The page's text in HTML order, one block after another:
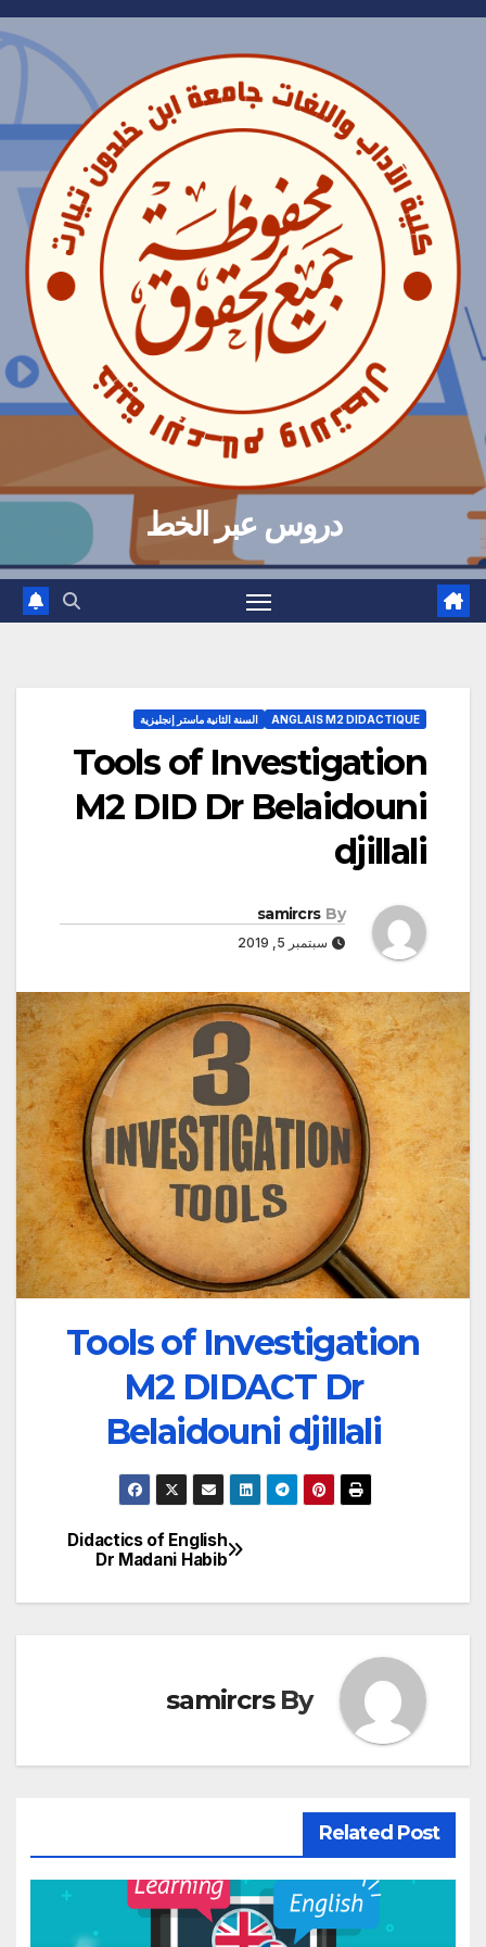
Skip
دروس عبر الخط
ANGLAIS M2 DIDACTIQUE السنة الثانية ماستر إنجليزية
Tools of Investigation
M2 DID Dr Belaidouni
djillali
By
samircrs
سبتمبر 5, 2019
Tools of Investigation
M2 DIDACT Dr
Belaidouni djillali
المقالات
Didactics of English
Dr Madani Habib
By
samircrs
Related Post